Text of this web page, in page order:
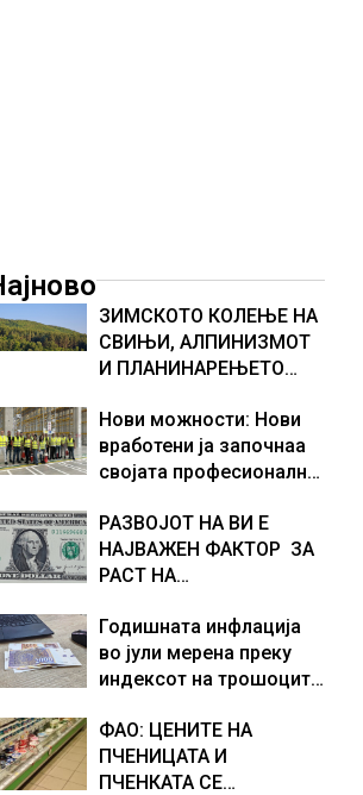
ЗИМСКОТО КОЛЕЊЕ НА
СВИЊИ, АЛПИНИЗМОТ
И ПЛАНИНАРЕЊЕТО
НА КУЛТУРНО
НАСЛЕДСТВО НА
СЛОВЕНИЈА
Нови можности: Нови
вработени ја започнаа
својата професионална
Логистичкиот центар во
Куманово
РАЗВОЈОТ НА ВИ Е
НАЈВАЖЕН ФАКТОР ЗА
РАСТ НА
ЕКОНОМИЈА
Годишната инфлација
во јули мерена преку
индексот на трошоците
ФАО: ЦЕНИТЕ НА
ПЧЕНИЦАТА И
ПЧЕНКАТА СЕ